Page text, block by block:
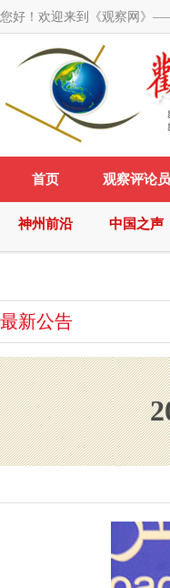
您好！欢迎来到《观察网》
首页 观察评论员
神州前沿 中国之声
最新公告